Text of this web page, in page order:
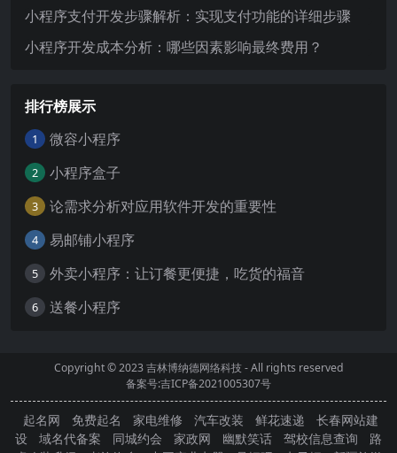
小程序支付开发步骤解析：实现支付功能的详细步骤
小程序开发成本分析：哪些因素影响最终费用？
排行榜展示
1 微容小程序
2 小程序盒子
3 论需求分析对应用软件开发的重要性
4 易邮铺小程序
5 外卖小程序：让订餐更便捷，吃货的福音
6 送餐小程序
Copyright © 2023吉林博纳德网络科技- All rights reserved
备案号:吉ICP备2021005307号
起名网 免费起名 家电维修 汽车改装 鲜花速递
长春网站建
设
域名代备案 同城约会 家政网 幽默笑话 驾校信息查询
路